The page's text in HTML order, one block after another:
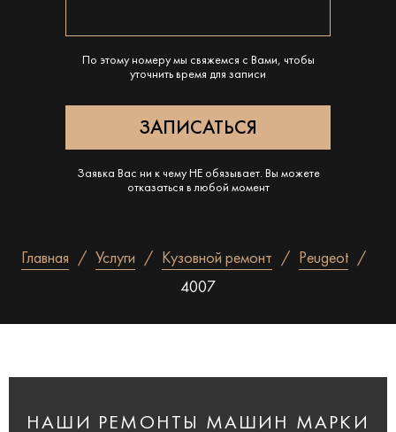
По этому номеру мы свяжемся с Вами, чтобы
уточнить время для записи
Заявка Вас ни к чему НЕ обязывает. Вы можете
отказаться в любой момент
Главная Услуги Кузовной ремонт
Peugeot
4007
НАШИ РЕМОНТЫ МАШИН МАРКИ